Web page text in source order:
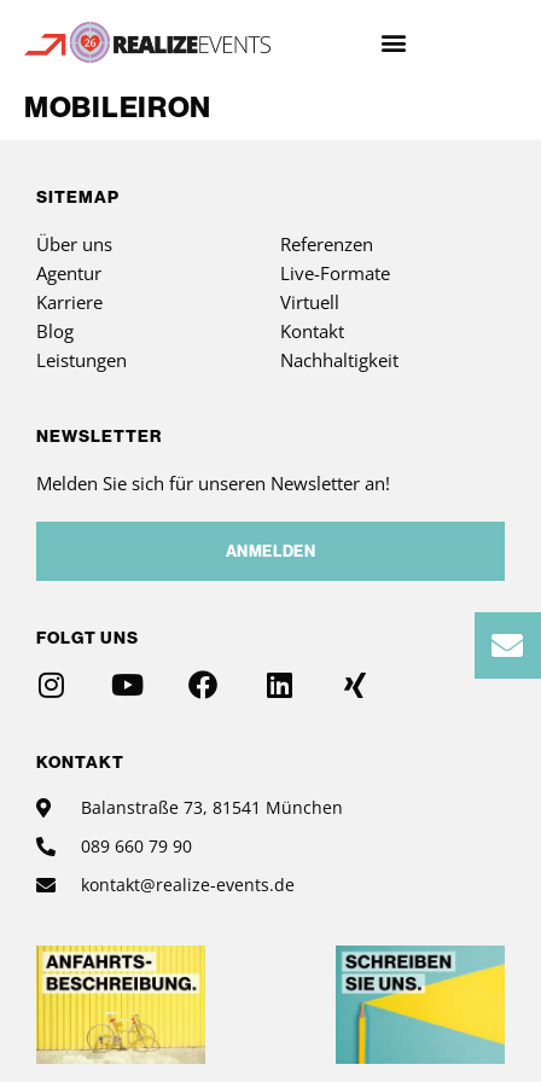
MOBILEIRON
SITEMAP
Über uns
Agentur
Karriere
Blog
Leistungen
Referenzen
Live-Formate
Virtuell
Kontakt
Nachhaltigkeit
NEWSLETTER
Melden Sie sich für unseren Newsletter an!
ANMELDEN
FOLGT UNS
KONTAKT
Balanstraße 73, 81541 München
089 660 79 90
kontakt@realize-events.de